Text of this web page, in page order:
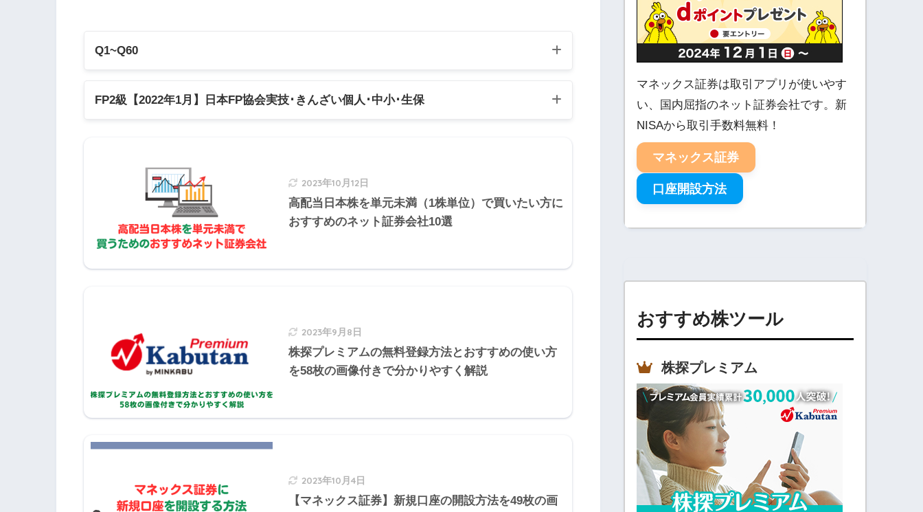
特定疾病(三大疾病)保障定期保険とは
ガン、急性心筋梗塞、脳卒中
診断時に所定の状態になった場合に支給さ
2の解説
がん保険では、通常、９０日間または３ヵ月間の免責期間が設けられており、その
われない。
Q1~Q60
Q1 Q2 Q3 Q4 Q5 Q6 Q7 Q10
Q32 Q33 Q35 Q36 Q37 Q38 Q39 Q40
Q41 Q42 Q43 Q44 Q45 Q46 Q47 Q48
FP2級【2022年1月】日本FP協会実技･きんざい個人 ･中小･生保
【FP2級】2022年1月きんざい実技試験:個人資産相談業務
【FP2級】2022年1月きんざい実技試験:中小事業主資産相談業務
【FP2級】2022年1月きんざい実技試験:生保顧客資産相談業務
2023年10月12日
高配当日本株を単元未満（1株単位）で買いたい方に
おすすめのネット証券会社10選
2023年9月8日
株探プレミアムの無料登録方法とおすすめの使い方
を58枚の画像付きで分かりやすく解説
2023年10月4日
【マネックス証券】新規口座の開設方法を49枚の画
マネックス証券は取引アプリが使いやす
い、国内屈指のネット証券会社です。新
NISAから取引手数料無料！
マネックス証券
口座開設方法
おすすめ株ツール
株探プレミアム